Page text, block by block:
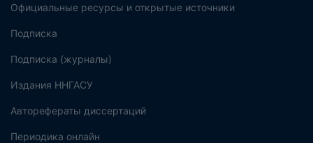
Официальные ресурсы и открытые источники
Подписка
Подписка (журналы)
Издания ННГАСУ
Авторефераты диссертаций
Периодика онлайн